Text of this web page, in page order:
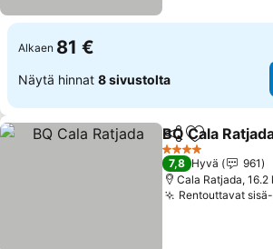
Alkaen 81 €
Näytä hinnat 8 sivustolta
Jaa Lisää
BQ Cala
4 Tähtiluokitus
7,8 Hyvä
961
Cala Ratjada,
Rentouttavat